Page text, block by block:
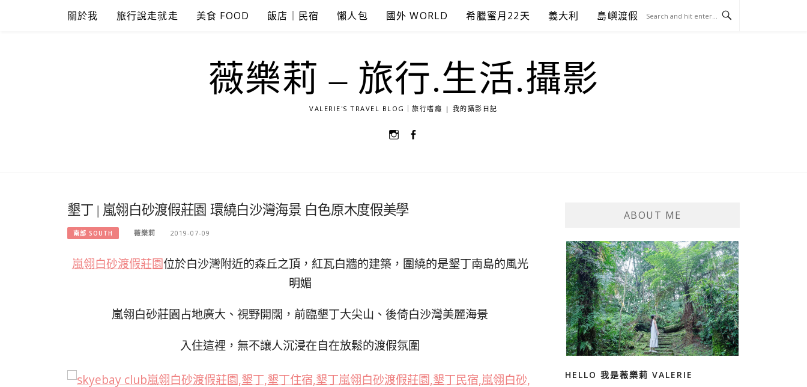
關於我 旅行說走就走 美食 FOOD 飯店｜民宿 懶人包 國外 WORLD 希臘蜜月22天 義大利 島嶼渡假
薇樂莉 – 旅行.生活.攝影
VALERIE'S TRAVEL BLOG｜旅行嗜癮 | 我的攝影日記
選
墾丁 | 嵐翎白砂渡假莊園 環繞白沙灣海景 白色原木度假美學
南部 SOUTH 薇樂莉 2019-07-09
嵐翎白砂渡假莊園位於白沙灣附近的森丘之頂，紅瓦白牆的建築，圍繞的是墾丁南島的風光
明媚
嵐翎白砂莊園占地廣大、視野開闊，前臨墾丁大尖山、後倚白沙灣美麗海景
入住這裡，無不讓人沉浸在自在放鬆的渡假氛圍
ABOUT ME
HELLO 我是薇樂莉 VALERIE